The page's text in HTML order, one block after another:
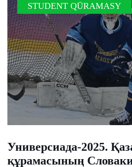
STUDENT QŪRAMASY
Универсиада-2025.
құрамасының